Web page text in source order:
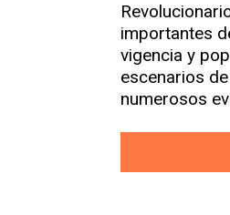
importantes
vigencia y
escenarios
numerosos